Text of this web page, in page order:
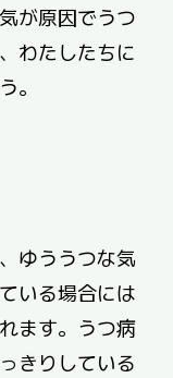
が原因でうつ
わたしたちに
。
ゆううつな気
いる場合には
ます。うつ病
きりしている